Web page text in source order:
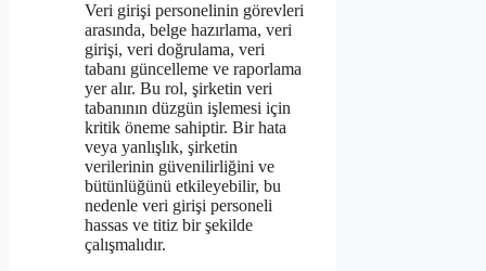
Veri girişi personelinin görevleri
arasında, belge hazırlama, veri
girişi, veri doğrulama, veri
tabanı güncelleme ve raporlama
yer alır. Bu rol, şirketin veri
tabanının düzgün işlemesi için
kritik öneme sahiptir. Bir hata
veya yanlışlık, şirketin
verilerinin güvenilirliğini ve
bütünlüğünü etkileyebilir, bu
nedenle veri girişi personeli
hassas ve titiz bir şekilde
çalışmalıdır.